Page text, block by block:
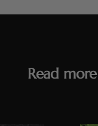
Read more